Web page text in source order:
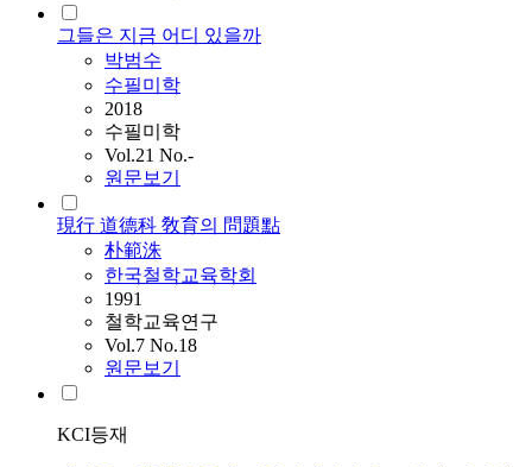
그들은 지금 어디 있을까
박범수
수필미학
2018
수필미학
Vol.21 No.-
원문보기
現行 道德科 敎育의 問題點
朴範洙
한국철학교육학회
1991
철학교육연구
Vol.7 No.18
원문보기
KCI등재